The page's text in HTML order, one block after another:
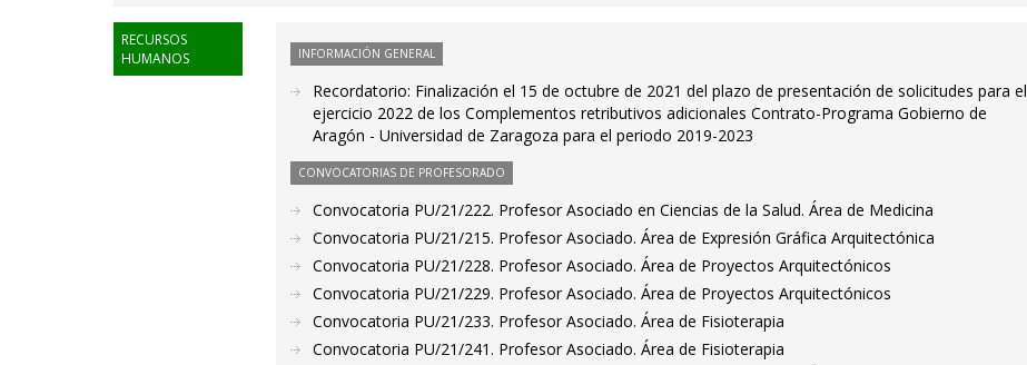
RECURSOS
HUMANOS
INFORMACIÓN GENERAL
Recordatorio: Finalización el 15 de octubre de 2021 del plazo de presentación de solicitudes para el
ejercicio 2022 de los Complementos retributivos adicionales Contrato-Programa Gobierno de
Aragón - Universidad de Zaragoza para el periodo 2019-2023
CONVOCATORIAS DE PROFESORADO
Convocatoria PU/21/222. Profesor Asociado en Ciencias de la Salud. Área de Medicina
Convocatoria PU/21/215. Profesor Asociado. Área de Expresión Gráfica Arquitectónica
Convocatoria PU/21/228. Profesor Asociado. Área de Proyectos Arquitectónicos
Convocatoria PU/21/229. Profesor Asociado. Área de Proyectos Arquitectónicos
Convocatoria PU/21/233. Profesor Asociado. Área de Fisioterapia
Convocatoria PU/21/241. Profesor Asociado. Área de Fisioterapia